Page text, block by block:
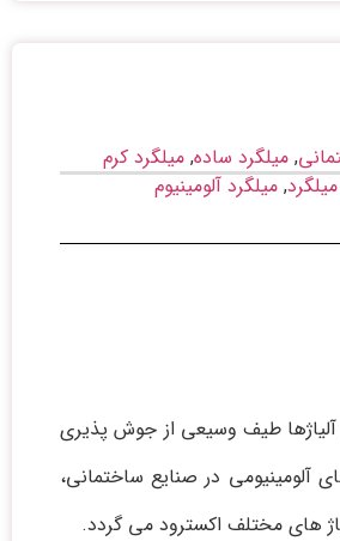
,میلگرد ساده,میلگرد کرم
میلگرد,میلگرد آلومینیوم
آلياژها طيف وسيعي از جوش پذيري
آلومينيومي در صنايع ساختماني،
هاي مختلف اکسترود مي گردد.